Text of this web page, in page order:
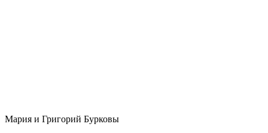
Мария и Григорий Бурковы